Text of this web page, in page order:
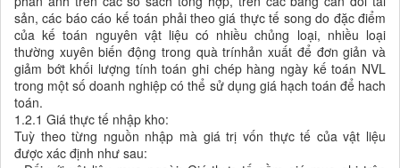
sản, các báo cáo kế toán phải theo giá thực tế song do đặc điểm
của kế toán nguyên vật liệu có nhiều chủng loại, nhiều loại
thường xuyên biến động trong quà trínhản xuất để đơn giản và
giảm bớt khối lượng tính toán ghi chép hàng ngày kế toán NVL
trong một số doanh nghiệp có thể sử dụng giá hạch toán để hach
toán.
1.2.1 Giá thực tế nhập kho:
Tuỳ theo từng nguồn nhập mà giá trị vốn thực tế của vật liệu
được xác định như sau: